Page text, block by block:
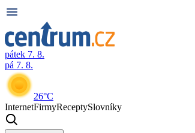
pátek 7. 8.
pá 7. 8.
26°C
InternetFirmyReceptySlovníky